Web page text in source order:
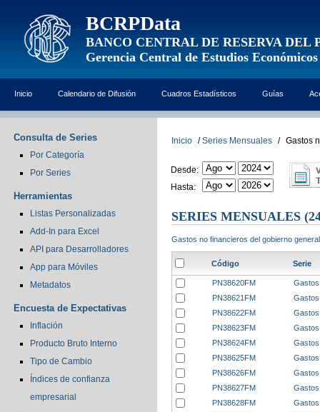
BCRPData
BANCO CENTRAL DE RESERVA DEL
Gerencia Central de Estudios Económicos
Inicio Calendario de Difusión Cuadros Estadísticos Guías
Consulta de Series
Por Categoría
Por Series
Herramientas
Listas Personalizadas
Add-In para Excel
API para Desarrolladores
App para Móviles
Metadatos
Encuesta de Expectativas
Inflación
Producto Bruto Interno
Tipo de Cambio
Índices de confianza
empresarial
Inicio / Series Mensuales / Gastos
Desde:
Hasta:
SERIES MENSUALES
Gastos no financieros del gobierno
Código Serie
PN38620FM
PN38621FM
PN38622FM
PN38623FM
PN38624FM
PN38625FM
PN38626FM
PN38627FM
PN38628FM